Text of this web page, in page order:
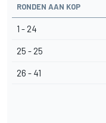
RONDEN AAN KOP
1 - 24
25 - 25
26 - 41